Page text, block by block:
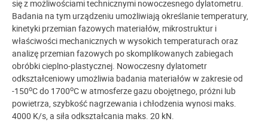
się z możliwościami technicznymi nowoczesnego dylatometru.
Badania na tym urządzeniu umożliwiają określanie temperatury,
kinetyki przemian fazowych materiałów, mikrostruktur i
właściwości mechanicznych w wysokich temperaturach oraz
analizę przemian fazowych po skomplikowanych zabiegach
obróbki cieplno-plastycznej. Nowoczesny dylatometr
odkształceniowy umożliwia badania materiałów w zakresie od
-150oC do 1700oC w atmosferze gazu obojętnego, próżni lub
powietrza, szybkość nagrzewania i chłodzenia wynosi maks.
4000 K/s, a siła odkształcania maks. 20 kN.